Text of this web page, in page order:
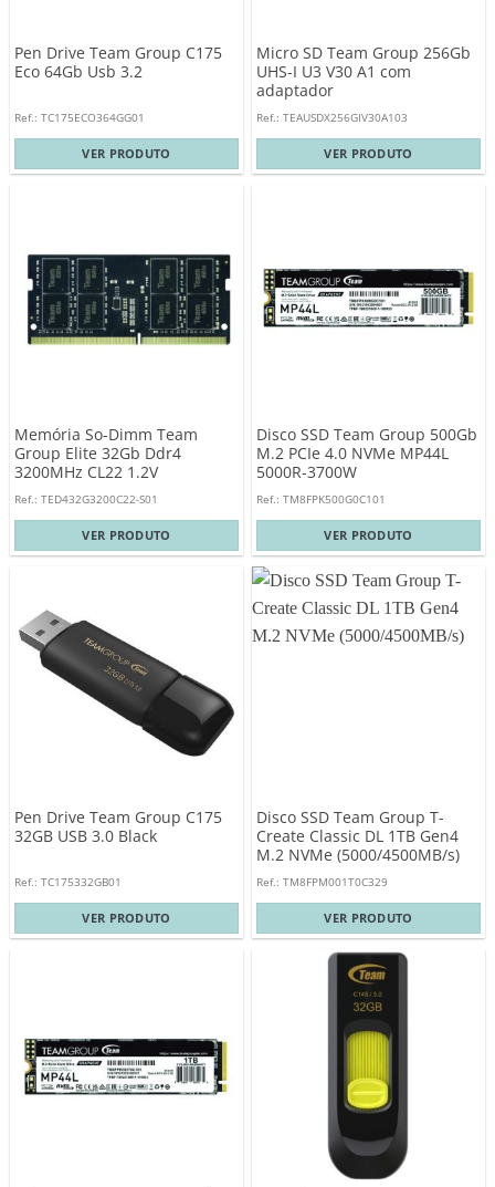
Pen Drive Team Group C175
Eco 64Gb Usb 3.2
Ref.: TC175ECO364GG01
VER PRODUTO
Micro SD Team Group 256Gb
UHS-I U3 V30 A1 com
adaptador
Ref.: TEAUSDX256GIV30A103
VER PRODUTO
Memória So-Dimm Team
Group Elite 32Gb Ddr4
3200MHz CL22 1.2V
Ref.: TED432G3200C22-S01
VER PRODUTO
Disco SSD Team Group 500Gb
M.2 PCIe 4.0 NVMe MP44L
5000R-3700W
Ref.: TM8FPK500G0C101
VER PRODUTO
Pen Drive Team Group C175
32GB USB 3.0 Black
Ref.: TC175332GB01
VER PRODUTO
Disco SSD Team Group T-
Create Classic DL 1TB Gen4
M.2 NVMe (5000/4500MB/s)
Ref.: TM8FPM001T0C329
VER PRODUTO